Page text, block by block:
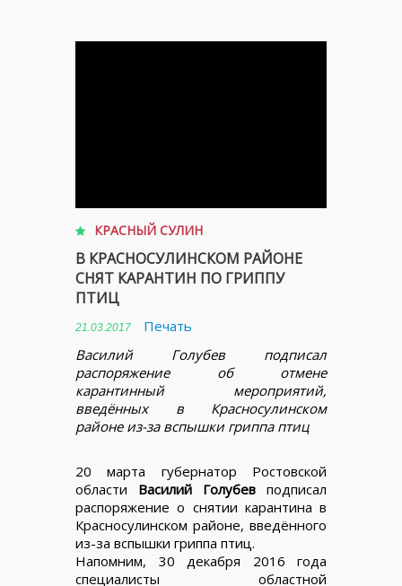
КРАСНЫЙ СУЛИН
В КРАСНОСУЛИНСКОМ РАЙОНЕ
СНЯТ КАРАНТИН ПО ГРИППУ
ПТИЦ
21.03.2017
Печать
Василий Голубев подписал
распоряжение об отмене
карантинный мероприятий,
введённых в Красносулинском
районе из-за вспышки гриппа птиц
20 марта губернатор Ростовской
области Василий Голубев подписал
распоряжение о снятии карантина в
Красносулинском районе, введённого
из-за вспышки гриппа птиц.
Напомним, 30 декабря 2016 года
специалисты областной